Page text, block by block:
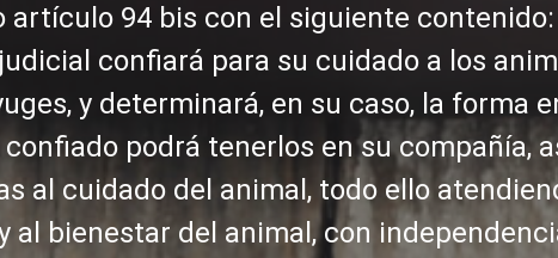
artículo 94 bis con el siguiente contenido:
confiará para su cuidado a los
y determinará, en su caso, la forma
podrá tenerlos en su compañía,
al cuidado del animal, todo ello
al bienestar del animal, con